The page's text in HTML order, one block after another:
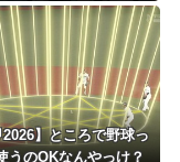
ｗｗ
】ところで野球っ
うのOKなんやっけ？